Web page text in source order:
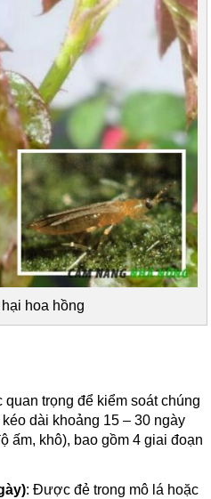
hoa hồng
trọng để kiểm soát chúng
dài khoảng 15 – 30 ngày
ấm, khô), bao gồm 4 giai đoạn
: Được đẻ trong mô lá hoặc